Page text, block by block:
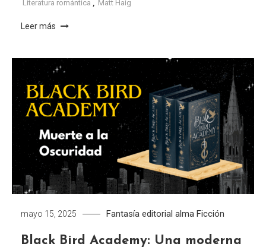
Literatura romántica
Matt Haig
Leer más
mayo 15, 2025 Fantasía editorial alma Ficción
Black Bird Academy: Una moderna